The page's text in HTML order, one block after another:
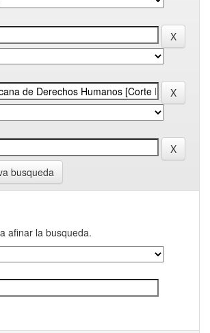
busqueda
afinar la busqueda.